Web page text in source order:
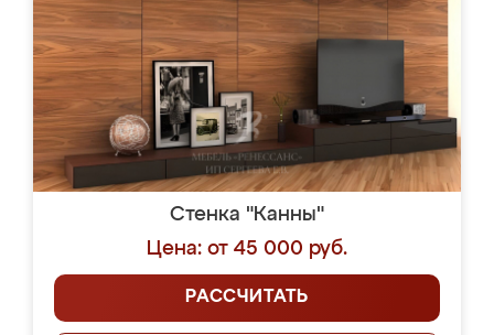
Стенка "Канны"
Цена: от 45 000 руб.
РАССЧИТАТЬ